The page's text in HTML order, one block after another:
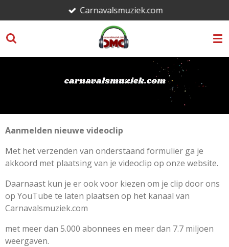
direct
naar
hoofdinhoud
Carnavalsmuziek.com
Aanmelden nieuwe videoclip
Met het verzenden van onderstaand formulier ga je
akkoord met plaatsing van je videoclip op onze website.
Daarnaast kun je er ook voor kiezen om je clip door ons
op YouTube te laten plaatsen op het kanaal van
Carnavalsmuziek.com
met meer dan 5.000 abonnees en meer dan 7.7 miljoen
weergaven.